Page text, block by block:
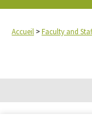
Accueil >Faculty and